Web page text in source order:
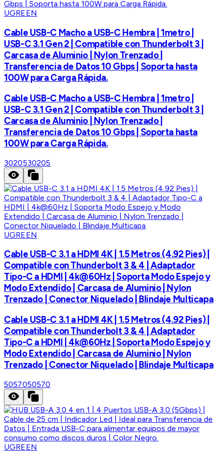
UGREEN
Cable USB-C Macho a USB-C Hembra | 1metro |
USB-C 3.1 Gen 2 | Compatible con Thunderbolt 3 |
Carcasa de Aluminio | Nylon Trenzado |
Transferencia de Datos 10 Gbps | Soporta hasta
100W para Carga Rápida.
Cable USB-C Macho a USB-C Hembra | 1metro |
USB-C 3.1 Gen 2 | Compatible con Thunderbolt 3 |
Carcasa de Aluminio | Nylon Trenzado |
Transferencia de Datos 10 Gbps | Soporta hasta
100W para Carga Rápida.
3020530205
UGREEN
Cable USB-C 3.1 a HDMI 4K | 1.5 Metros (4.92 Pies) |
Compatible con Thunderbolt 3 & 4 | Adaptador
Tipo-C a HDMI | 4k@60Hz | Soporta Modo Espejo y
Modo Extendido | Carcasa de Aluminio | Nylon
Trenzado | Conector Niquelado | Blindaje Multicapa
Cable USB-C 3.1 a HDMI 4K | 1.5 Metros (4.92 Pies) |
Compatible con Thunderbolt 3 & 4 | Adaptador
Tipo-C a HDMI | 4k@60Hz | Soporta Modo Espejo y
Modo Extendido | Carcasa de Aluminio | Nylon
Trenzado | Conector Niquelado | Blindaje Multicapa
5057050570
UGREEN